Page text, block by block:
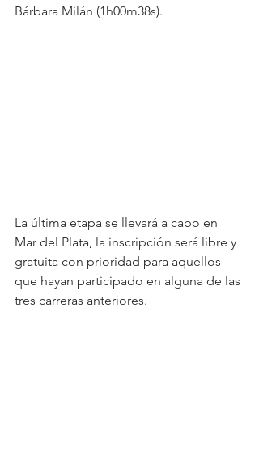
Bárbara Milán (1h00m38s).
La última etapa se llevará a cabo en
Mar del Plata, la inscripción será libre y
gratuita con prioridad para aquellos
que hayan participado en alguna de las
tres carreras anteriores.